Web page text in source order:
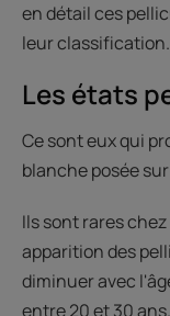
en détail ces
leur classification.
Les états
Ce sont eux qui
blanche posée
Ils sont rares
apparition des
diminuer avec
entre 20 et 30 ans.